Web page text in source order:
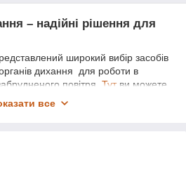
– надійні рішення для
широкий вибір засобів
органів дихання для роботи в
повітря. Тутви можете
ваших потреб – від
все